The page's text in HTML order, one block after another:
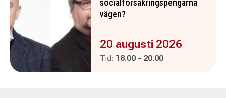
socialförsäkringspengarna
vägen?
Evenemanget är :
20 augusti 2026
Tid: Pågår mellan
18.00 - och
20.00